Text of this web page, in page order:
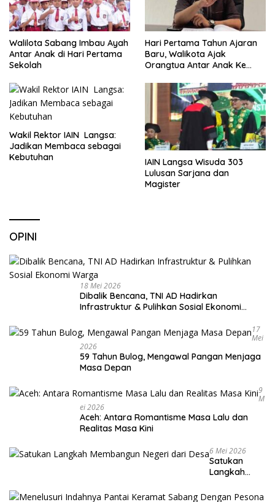
Walilota Sabang Imbau Ayah
Antar Anak di Hari Pertama
Sekolah
Hari Pertama Tahun Ajaran
Baru, Walikota Ajak
Orangtua Antar Anak Ke
Wakil Rektor IAIN Langsa:
Jadikan Membaca sebagai
Kebutuhan
IAIN Langsa Wisuda 303
Lulusan Sarjana dan
Magister
OPINI
18 Mei 2026
Dibalik Bencana, TNI AD Hadirkan
Infrastruktur & Pulihkan Sosial Ekonomi
17
Mei
2026
59 Tahun Bulog, Mengawal Pangan Menjaga
Masa Depan
9
M
Ei 2026
Aceh: Antara Romantisme Masa Lalu dan
Realitas Masa Kini
6 Mei 2026
Satukan
Langkah
Negeri dari